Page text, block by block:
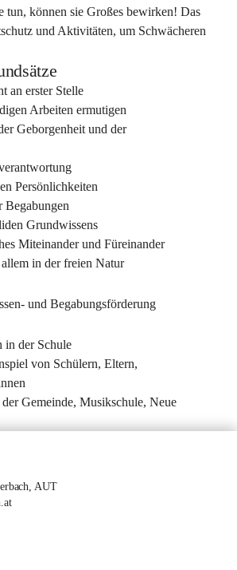
tun, können sie Großes bewirken! Das
und Aktivitäten, um Schwächeren
an erster Stelle
Arbeiten ermutigen
Geborgenheit und der
Persönlichkeiten
Grundwissens
Miteinander und Füreinander
in der freien Natur
und Begabungsförderung
der Schule
von Schülern, Eltern,
Gemeinde, Musikschule, Neue
AUT